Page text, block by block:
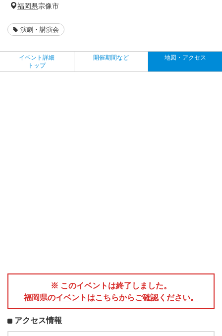
福岡県宗像市
演劇・講演会
イベント詳細
トップ
開催期間など 地図・アクセス
※ このイベントは終了しました。
福岡県のイベントはこちらからご確認ください。
アクセス情報